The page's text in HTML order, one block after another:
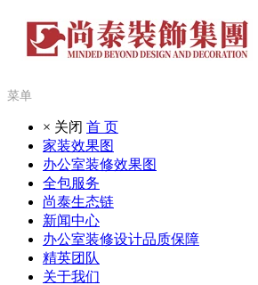
菜单
× 关闭 首 页
家装效果图
办公室装修效果图
全包服务
尚泰生态链
新闻中心
办公室装修设计品质保障
精英团队
关于我们